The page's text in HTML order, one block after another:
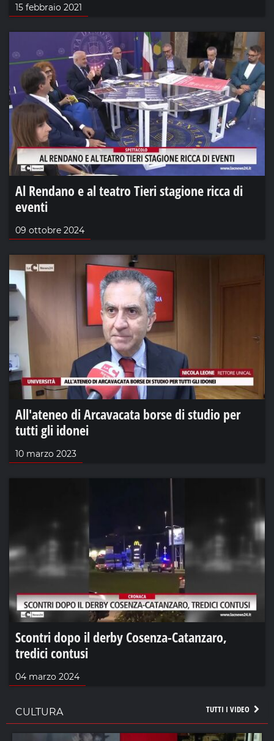
15 febbraio 2021
Al Rendano e al teatro Tieri stagione ricca di
eventi
09 ottobre 2024
All'ateneo di Arcavacata borse di studio per
tutti gli idonei
10 marzo 2023
Scontri dopo il derby Cosenza-Catanzaro,
tredici contusi
04 marzo 2024
TUTTI I VIDEO
CULTURA